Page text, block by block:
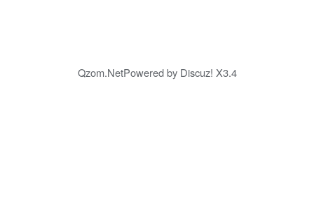
Qzom.NetPowered by Discuz! X3.4